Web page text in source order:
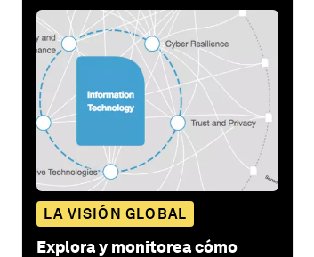
LA VISIÓN GLOBAL
Explora y monitorea cómo